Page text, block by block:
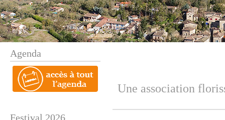
Agenda
Festival 2026
Une association